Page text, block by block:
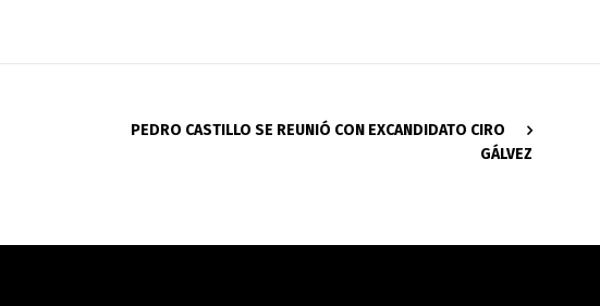
PEDRO CASTILLO SE REUNIÓ CON EXCANDIDATO CIRO
GÁLVEZ